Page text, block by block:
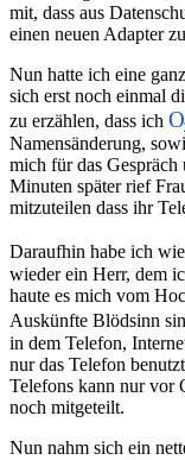
mit, dass aus
einen neuen Adapter
Nun hatte ich eine
sich erst noch einmal
zu erzählen, dass ich
Namensänderung,
mich für das
Minuten später rief
mitzuteilen dass ihr
Daraufhin habe ich
wieder ein Herr, dem
haute es mich vom
Auskünfte Blödsinn
in dem Telefon,
nur das Telefon
Telefons kann nur vor
noch mitgeteilt.
Nun nahm sich ein